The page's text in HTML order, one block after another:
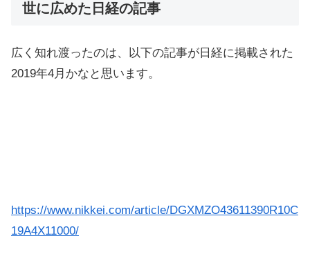
世に広めた日経の記事
広く知れ渡ったのは、以下の記事が日経に掲載された
2019年4月かなと思います。
https://www.nikkei.com/article/DGXMZO43611390R10C
19A4X11000/